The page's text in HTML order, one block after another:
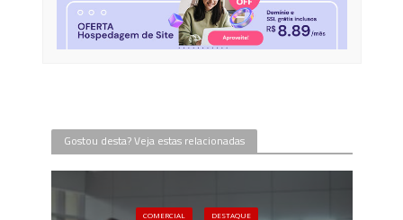
Gostou desta? Veja estas relacionadas
COMERCIAL DESTAQUE